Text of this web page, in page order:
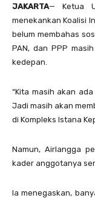
JAKARTA— Ketua
menekankan Koalisi
belum membahas
PAN, dan PPP
kedepan.
“Kita masih akan
Jadi masih akan
di Kompleks Istana
Namun, Airlangga
kader anggotanya
Ia menegaskan,